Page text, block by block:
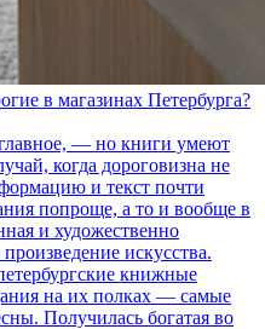
в магазинах Петербурга?
— но книги умеют
когда дороговизна не
и текст почти
попроще, а то и вообще в
и художественно
искусства.
книжные
на их полках — самые
Получилась богатая во